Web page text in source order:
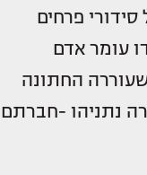
פרחים
עומר אדם
החתונה
נתניהו -חברתם